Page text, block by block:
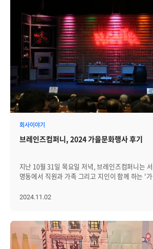
인지도를 높이고 있으며, 인증을 받은 기업들은 근
및 복지 혜택을 제공함으로써 더 나은 직장 문화
브레인즈컴퍼니는 서류심사와 임직원 설문조사,
여가시간 확보, 여가활동 지원, 조직문화 등의 항
바탕으로 여가친화 인증위원회의 의결을 거쳐 선
브레인즈컴퍼니는 2018년 최초 인증 후 7년 연속
있으며, 자회사인 에이프리카도 올해 함께 인증을 받았
일터가 되기 위해 노력하는 브레인즈컴퍼니 여기친화인증기업으로
선정된 브레인즈컴퍼니는 구성원들이 만족감을
환경을 조성하는 데 노력을 기울이고 있습니다. 특
유지할 수 있도록 다양한 복지 제도를 마련하고 있습니다. 전
워크숍: 전 직원 단합의 장! 2년에 한 번 전직원 해
업무에서 벗어나 재충전할 기회를 가집니다. 동료
전시회 파견: 매년 전직원의 약 20%가 글로벌 IT
구성원들이 새로운 기술과 지식을 습득하여, 현장
업무에 적용할 수 있도록 합니다. 또한 현지 문화를
기회도 주어져 견문을 넓힐 수 있게 합니다. 가족문화행사: 매년 5월
시간을 마련합니다. 가족 단위로 참여할 수 있는 여
가을에는 구성원과 그 가족, 지인을 초대해 저녁
체험을 즐길 수 있는 '가을문화행사'도 진행하고 있습니다.
구성원 개개인의 라이프스타일을 존중하여 유연
회사이야기
브레인즈컴퍼니, 2024 가을문화행사 후기
지난 10월 31일 목요일 저녁, 브레인즈컴퍼니는
명동에서 직원과 가족 그리고 지인이 함께 하는 '
보내며 따뜻한 추억을 만들 수 있었던 시간이었습
정리했습니다. │다채로운 메뉴로 함께한 즐거웠던 저녁시간 가을
문화의 밤을 제대로 즐기기 앞서, 초밥 뷔페에서
채워주었습니다. 초밥은 물론 폭립, 피자, 샐러드,
2024.11.02